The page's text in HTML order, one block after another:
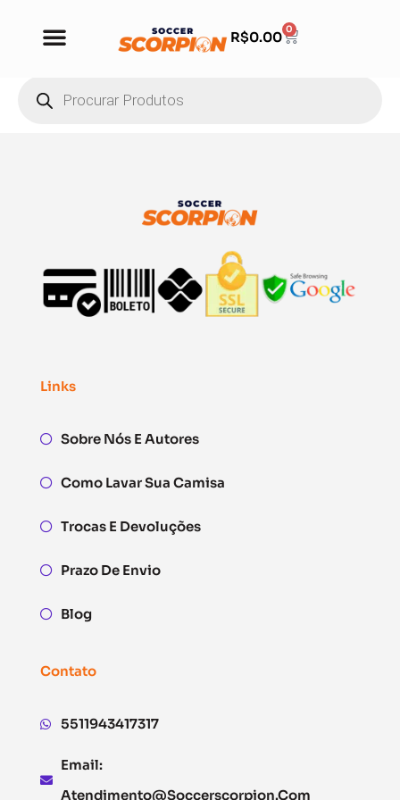
R$0.00 0
Links
Sobre Nós E Autores
Como Lavar Sua Camisa
Trocas E Devoluções
Prazo De Envio
Blog
Contato
5511943417317
Email:
Atendimento@soccerscorpion.com